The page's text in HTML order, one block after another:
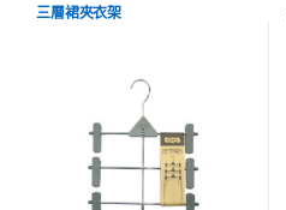
三層裙夾衣架